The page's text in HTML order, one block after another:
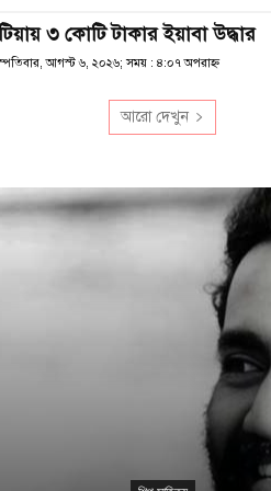
৩ কোটি টাকার ইয়াবা উদ্ধার
আগস্ট ৬, ২০২৬; সময় : ৪:০৭ অপরাহ্ণ
আরো দেখুন